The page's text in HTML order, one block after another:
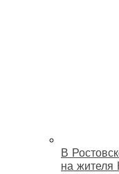
В
на жителя